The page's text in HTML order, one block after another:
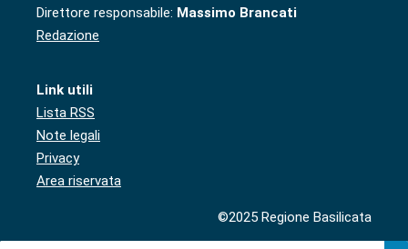
Direttore responsabile: Massimo Brancati
Redazione
Link utili
Lista RSS
Note legali
Privacy
Area riservata
©2025 Regione Basilicata